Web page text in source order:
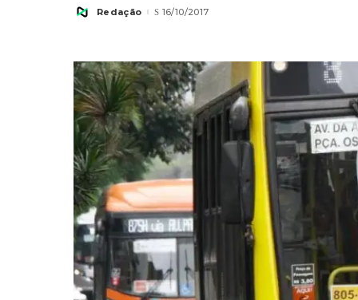
PostedRedação 16/10/2017